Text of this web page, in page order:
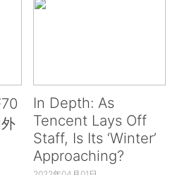
In Depth: As
Tencent Lays Off
Staff, Is Its ‘Winter’
Approaching?